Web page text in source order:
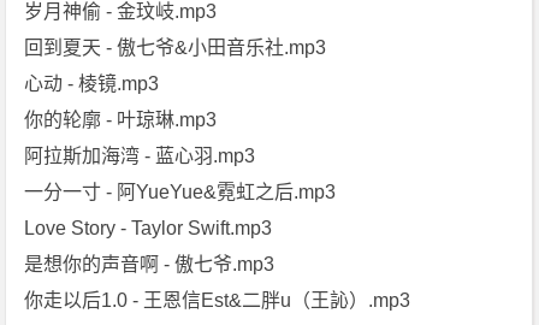
岁月神偷 - 金玟岐.mp3
回到夏天 - 傲七爷&小田音乐社.mp3
心动 - 棱镜.mp3
你的轮廓 - 叶琼琳.mp3
阿拉斯加海湾 - 蓝心羽.mp3
一分一寸 - 阿YueYue&霓虹之后.mp3
Love Story - Taylor Swift.mp3
是想你的声音啊 - 傲七爷.mp3
你走以后1.0 - 王恩信Est&二胖u（王訫）.mp3